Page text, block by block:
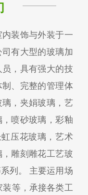
装饰与外装于一
有大型的玻璃加
，具有强大的技
、完整的管理体
，夹娟玻璃，艺
喷砂玻璃，彩釉
压花玻璃，艺术
雕刻雕花工艺玻
列。 主要运用场
装等，承接各类工